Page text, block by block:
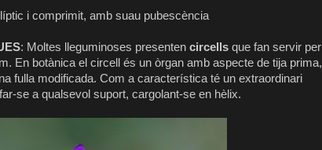
i comprimit, amb suau pubescència
: Moltes lleguminoses presenten circells que fan servir per
En botànica el circell és un òrgan amb aspecte de tija prima,
fulla modificada. Com a característica té un extraordinari
se a qualsevol suport, cargolant-se en hèlix.